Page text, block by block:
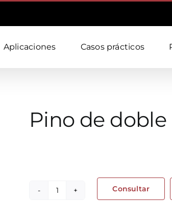
Aplicaciones Casos prácticos
Pino de doble
Consultar